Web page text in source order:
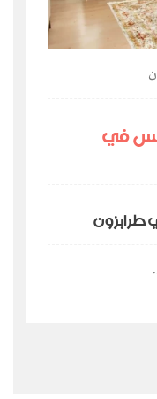
في
طرابزون